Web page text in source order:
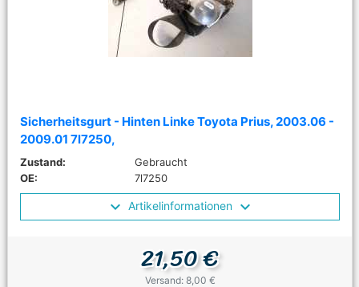
Sicherheitsgurt - Hinten Linke Toyota Prius, 2003.06 -
2009.01 7l7250,
Zustand:
Gebraucht
OE:
7l7250
Artikelinformationen
21,50 €
Versand: 8,00 €